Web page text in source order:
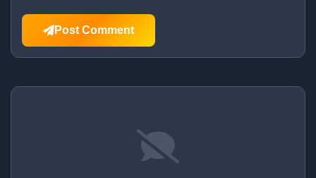
Post Comment